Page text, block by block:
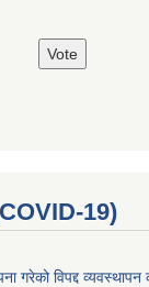
19)
गरेको विपद्द